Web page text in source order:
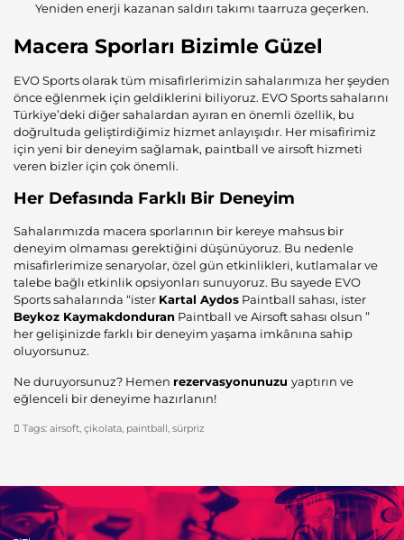
Yeniden enerji kazanan saldırı takımı taarruza geçerken.
Macera Sporları Bizimle Güzel
EVO Sports olarak tüm misafirlerimizin sahalarımıza her şeyden
önce eğlenmek için geldiklerini biliyoruz. EVO Sports sahalarını
Türkiye’deki diğer sahalardan ayıran en önemli özellik, bu
doğrultuda geliştirdiğimiz hizmet anlayışıdır. Her misafirimiz
için yeni bir deneyim sağlamak, paintball ve airsoft hizmeti
veren bizler için çok önemli.
Her Defasında Farklı Bir Deneyim
Sahalarımızda macera sporlarının bir kereye mahsus bir
deneyim olmaması gerektiğini düşünüyoruz. Bu nedenle
misafirlerimize senaryolar, özel gün etkinlikleri, kutlamalar ve
talebe bağlı etkinlik opsiyonları sunuyoruz. Bu sayede EVO
Sports sahalarında “ister Kartal Aydos Paintball sahası, ister
Beykoz Kaymakdonduran Paintball ve Airsoft sahası olsun ”
her gelişinizde farklı bir deneyim yaşama imkânına sahip
oluyorsunuz.
Ne duruyorsunuz? Hemen rezervasyonunuzu yaptırın ve
eğlenceli bir deneyime hazırlanın!
Tags: airsoft, çikolata, paintball, sürpriz